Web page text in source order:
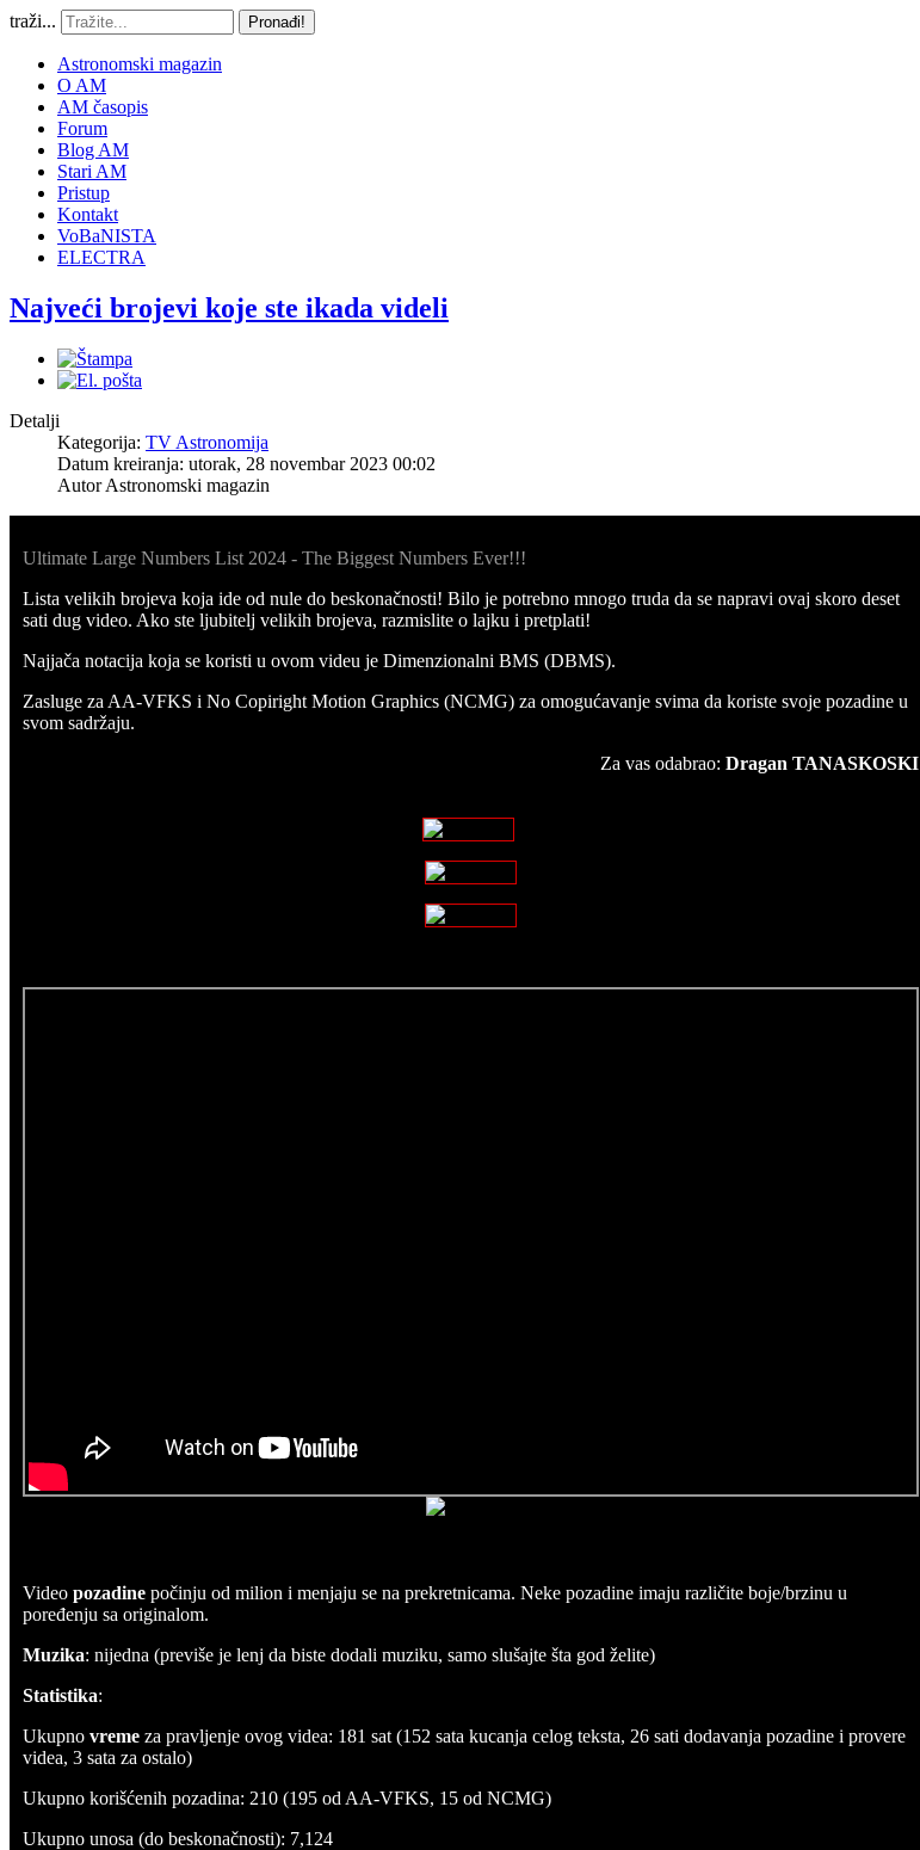
traži... Pronađi!
Astronomski magazin
O AM
AM časopis
Forum
Blog AM
Stari AM
Pristup
Kontakt
VoBaNISTA
ELECTRA
Najveći brojevi koje ste ikada videli
Detalji
Kategorija: TV Astronomija
Datum kreiranja: utorak, 28 novembar 2023 00:02
AutorAstronomski magazin
Ultimate Large Numbers List 2024 - The Biggest Numbers Ever!!!
Lista velikih brojeva koja ide od nule do beskonačnosti! Bilo je potrebno mnogo truda da se napravi ovaj skoro deset
sati dug video. Ako ste ljubitelj velikih brojeva, razmislite o lajku i pretplati!
Najjača notacija koja se koristi u ovom videu je Dimenzionalni BMS (DBMS).
Zasluge za AA-VFKS i No Copiright Motion Graphics (NCMG) za omogućavanje svima da koriste svoje pozadine u
svom sadržaju.
Za vas odabrao: Dragan TANASKOSKI
Video pozadine počinju od milion i menjaju se na prekretnicama. Neke pozadine imaju različite boje/brzinu u
poređenju sa originalom.
Muzika: nijedna (previše je lenj da biste dodali muziku, samo slušajte šta god želite)
Statistika:
Ukupno vreme za pravljenje ovog videa: 181 sat (152 sata kucanja celog teksta, 26 sati dodavanja pozadine i provere
videa, 3 sata za ostalo)
Ukupno korišćenih pozadina: 210 (195 od AA-VFKS, 15 od NCMG)
Ukupno unosa (do beskonačnosti): 7,124